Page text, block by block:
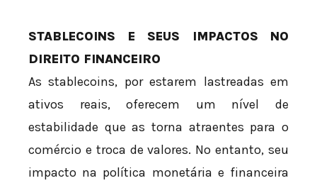
STABLECOINS E SEUS IMPACTOS NO
DIREITO FINANCEIRO
As stablecoins, por estarem lastreadas em
ativos reais, oferecem um nível de
estabilidade que as torna atraentes para o
comércio e troca de valores. No entanto, seu
impacto na política monetária e financeira